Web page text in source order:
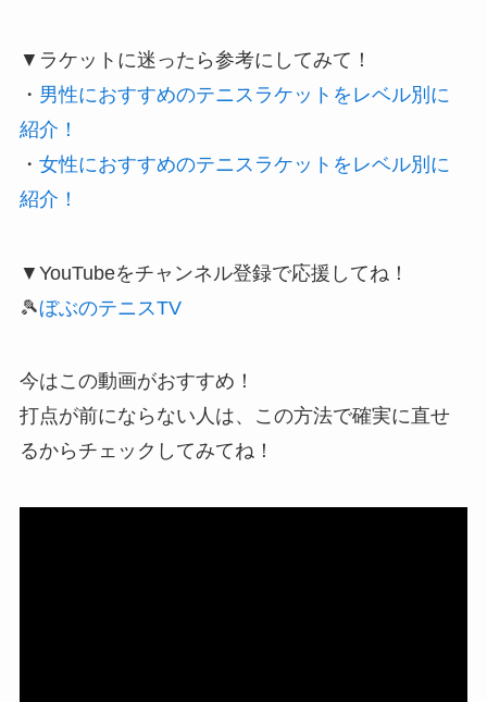
▼ラケットに迷ったら参考にしてみて！
・ 男性におすすめのテニスラケットをレベル別に
紹介！
・ 女性におすすめのテニスラケットをレベル別に
紹介！
▼YouTubeをチャンネル登録で応援してね！
🎾ぼぶのテニスTV
今はこの動画がおすすめ！
打点が前にならない人は、この方法で確実に直せ
るからチェックしてみてね！